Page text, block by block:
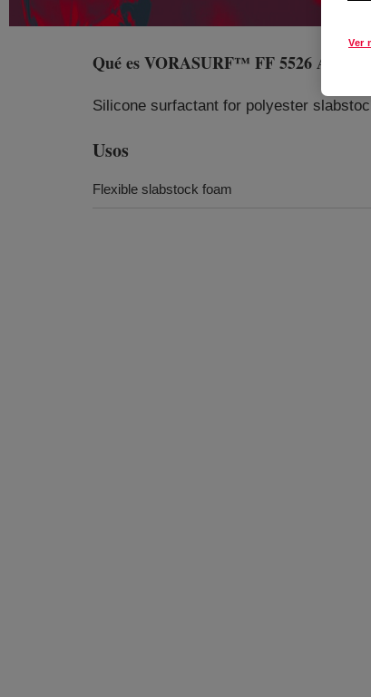
Qué esVORASURF™ FF 5526 Additive
Silicone surfactant for polyester
Usos
Flexible slabstock foam
Ver